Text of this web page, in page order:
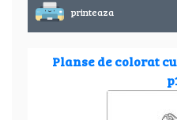
printeaza
Planse de colorat